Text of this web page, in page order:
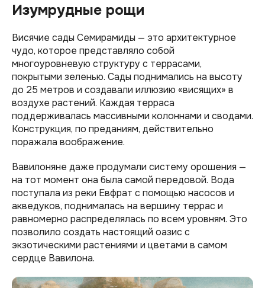
Изумрудные рощи
Висячие сады Семирамиды — это архитектурное
чудо, которое представляло собой
многоуровневую структуру с террасами,
покрытыми зеленью. Сады поднимались на высоту
до 25 метров и создавали иллюзию «висящих» в
воздухе растений. Каждая терраса
поддерживалась массивными колоннами и сводами.
Конструкция, по преданиям, действительно
поражала воображение.
Вавилоняне даже продумали систему орошения —
на тот момент она была самой передовой. Вода
поступала из реки Евфрат с помощью насосов и
акведуков, поднималась на вершину террас и
равномерно распределялась по всем уровням. Это
позволило создать настоящий оазис с
экзотическими растениями и цветами в самом
сердце Вавилона.